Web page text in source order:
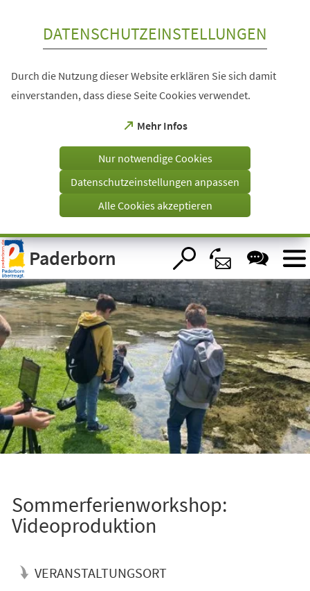
Visuelle
Assistenzsoftware
öffnen.
DATENSCHUTZEINSTELLUNGEN
Durch die Nutzung dieser Website erklären Sie sich damit
einverstanden, dass diese Seite Cookies verwendet.
Mehr Infos
(Öffnet
einem
Tab)
Nur notwendige Cookies
Datenschutzeinstellungen anpassen
Alle Cookies akzeptieren
Paderborn
Sommerferienworkshop:
Videoproduktion
VERANSTALTUNGSORT